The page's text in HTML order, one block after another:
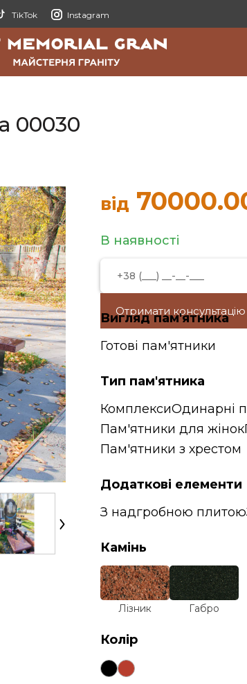
TikTok Instagram
00030
від
В наявності
Отримати консультацію
Вигляд пам'ятника
Готові пам'ятники
Тип пам'ятника
КомплексиОдинарні
Пам'ятники для жінок
Пам'ятники з хрестом
Додаткові елементи
З надгробною плитою
Камінь
Лізник Габро
Колір